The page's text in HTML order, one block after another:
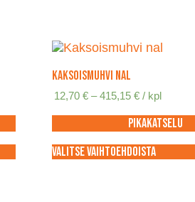
Kaksoismuhvi NAL
12,70 € – 415,15 €
-
415,15 €
/ kpl
Pikakatselu
Valitse vaihtoehdoista